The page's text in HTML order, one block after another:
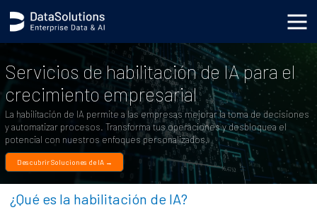
none; }
Servicios de habilitación de IA para el
crecimiento empresarial
La habilitación de IA permite a las empresas mejorar la toma de decisiones
y automatizar procesos. Transforma tus operaciones y desbloquea el
potencial con nuestros enfoques personalizados.
Descubrir Soluciones de IA →
¿Qué es la habilitación de IA?